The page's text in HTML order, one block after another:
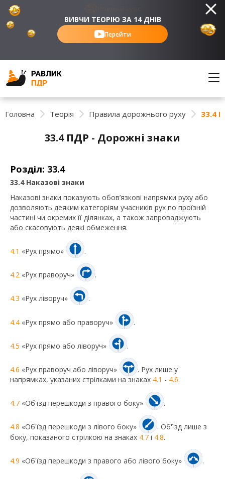
ВИВЧИ ТЕОРІЮ ЗА 14 ДНІВ
Перейти
Головна Теорія Правила дорожнього руху 33.4
33.4 ПДР - Дорожні знаки
Розділ: 33.4
33.4 Наказові знаки
Наказові знаки показують обов’язкові напрямки руху або
дозволяють деяким категоріям учасників рух по проїзній
частині чи окремих її ділянках, а також запроваджують
або скасовують деякі обмеження.
4.1 «Рух прямо» .
4.2 «Рух праворуч» .
4.3 «Рух ліворуч» .
4.4 «Рух прямо або праворуч» .
4.5 «Рух прямо або ліворуч» .
4.6 «Рух праворуч або ліворуч»
. Рух лише у
напрямках, указаних стрілками на знаках 4.1 - 4.6.
4.7 «Об'їзд перешкоди з правого боку» .
4.8 «Об'їзд перешкоди з лівого боку»
. Об'їзд лише з
боку, показаного стрілкою на знаках 4.7 і 4.8.
4.9 «Об'їзд перешкоди з правого або лівого боку» .